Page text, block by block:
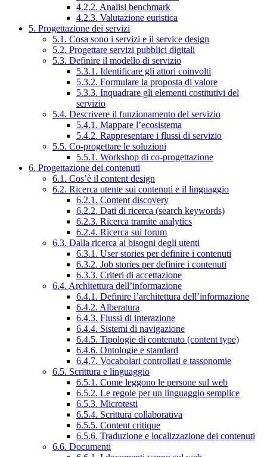
4.2.2. Analisi benchmark
4.2.3. Valutazione euristica
5. Progettazione dei servizi
5.1. Cosa sono i servizi e il service design
5.2. Progettare servizi pubblici digitali
5.3. Definire il modello di servizio
5.3.1. Identificare gli attori coinvolti
5.3.2. Formulare la proposta di valore
5.3.3. Inquadrare gli elementi costitutivi del
servizio
5.4. Descrivere il funzionamento del servizio
5.4.1. Mappare l’ecosistema
5.4.2. Rappresentare i flussi di servizio
5.5. Co-progettare le soluzioni
5.5.1. Workshop di co-progettazione
6. Progettazione dei contenuti
6.1. Cos’è il content design
6.2. Ricerca utente sui contenuti e il linguaggio
6.2.1. Content discovery
6.2.2. Dati di ricerca (search keywords)
6.2.3. Ricerca tramite analytics
6.2.4. Ricerca sui forum
6.3. Dalla ricerca ai bisogni degli utenti
6.3.1. User stories per definire i contenuti
6.3.2. Job stories per definire i contenuti
6.3.3. Criteri di accettazione
6.4. Architettura dell’informazione
6.4.1. Definire l’architettura dell’informazione
6.4.2. Alberatura
6.4.3. Flussi di interazione
6.4.4. Sistemi di navigazione
6.4.5. Tipologie di contenuto (content type)
6.4.6. Ontologie e standard
6.4.7. Vocabolari controllati e tassonomie
6.5. Scrittura e linguaggio
6.5.1. Come leggono le persone sul web
6.5.2. Le regole per un linguaggio semplice
6.5.3. Microtesti
6.5.4. Scrittura collaborativa
6.5.5. Content critique
6.5.6. Traduzione e localizzazione dei contenuti
6.6. Documenti